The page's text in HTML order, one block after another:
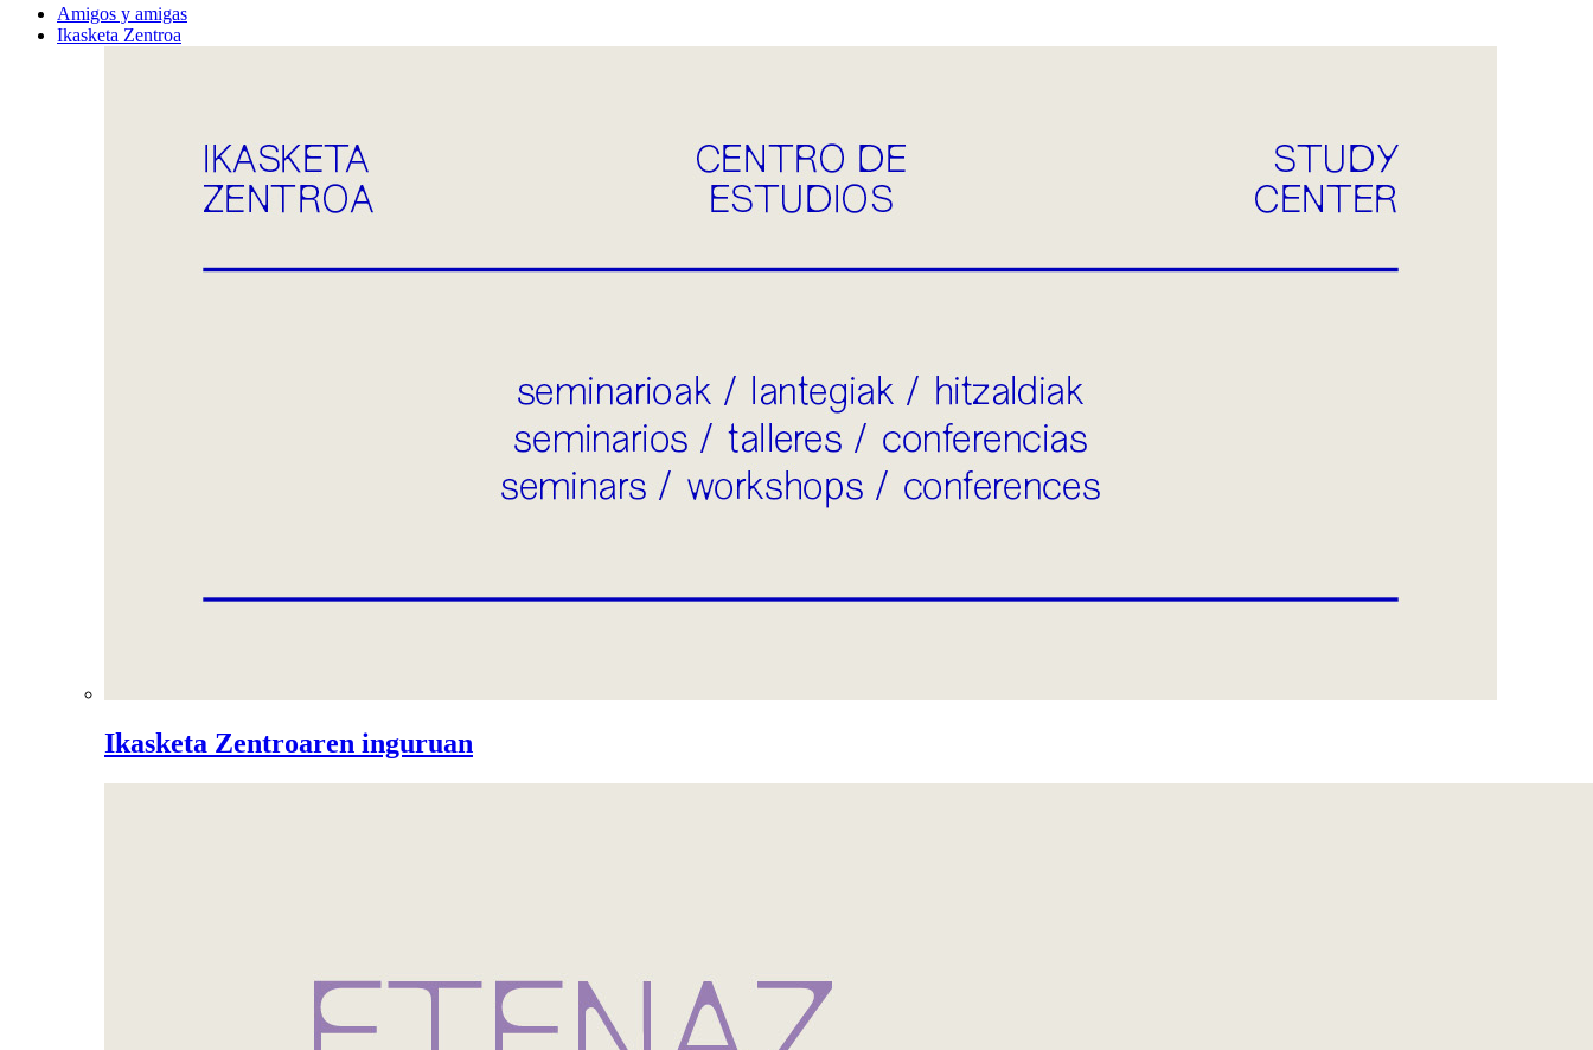
Amigos y amigas
Ikasketa Zentroa
Ikasketa Zentroaren inguruan